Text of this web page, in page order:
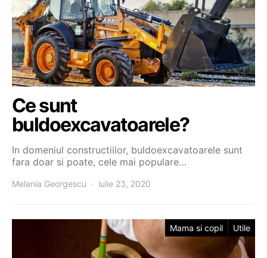
Ce sunt
buldoexcavatoarele?
In domeniul constructiilor, buldoexcavatoarele sunt
fara doar si poate, cele mai populare…
Melania Georgescu iulie 23, 2020
Mama si copil Utile